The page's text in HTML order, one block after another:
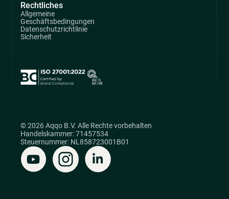
Rechtliches
Allgemeine
Geschäftsbedingungen
Datenschutzrichtlinie
Sicherheit
© 2026 Aqqo B.V. Alle Rechte vorbehalten
Handelskammer: 71457534
Steuernummer: NL858723001B01